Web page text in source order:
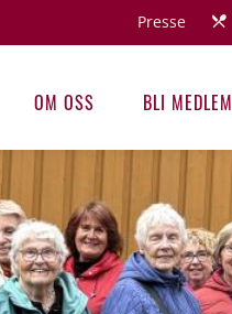
Presse
OM OSS BLI MEDLEM